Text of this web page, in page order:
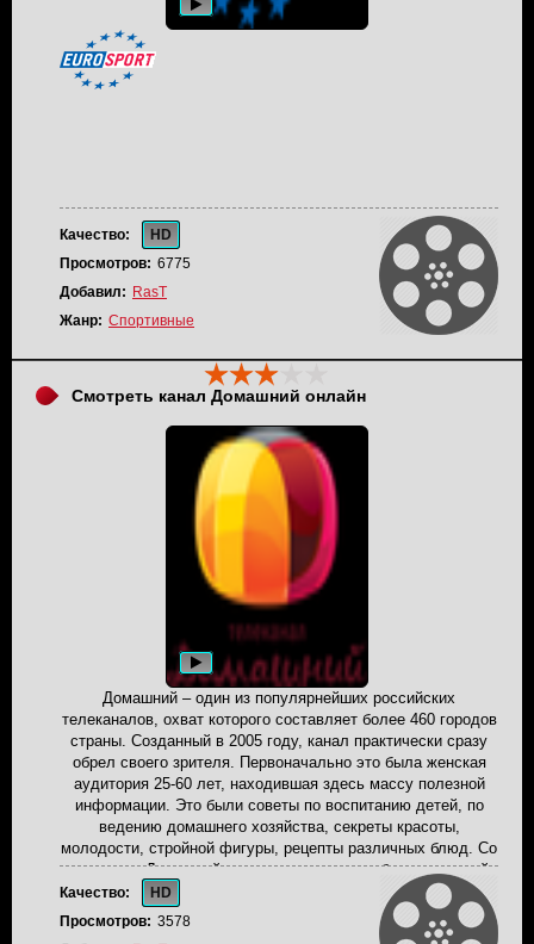
Качество:
HD
Просмотров: 6775
Добавил: RasT
Жанр: Спортивные
Смотреть канал Домашний онлайн
Домашний – один из популярнейших российских
телеканалов, охват которого составляет более 460 городов
страны. Созданный в 2005 году, канал практически сразу
обрел своего зрителя. Первоначально это была женская
аудитория 25-60 лет, находившая здесь массу полезной
информации. Это были советы по воспитанию детей, по
ведению домашнего хозяйства, секреты красоты,
молодости, стройной фигуры, рецепты различных блюд. Со
временем Домашний стал привлекать все более широкий
круг телезрителей, привлекая практически всех членов
семьи. Современный Домашний - телеканал, свободный от
жестокости, секса, насилия, предназначенный для
Качество:
HD
Просмотров: 3578